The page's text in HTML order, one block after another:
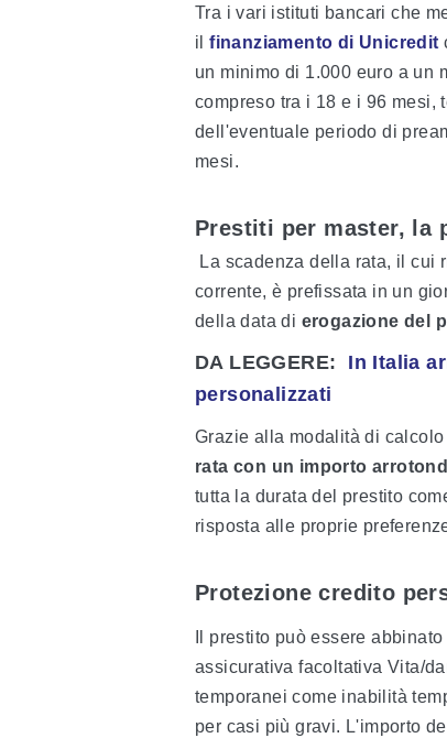
Tra i vari istituti bancari che
ilfinanziamento di Unicredit
un minimo di 1.000 euro a un
compreso tra i 18 e i 96 mesi,
dell'eventuale periodo di
mesi.
Prestiti per master, la
La scadenza della rata, il cui
corrente, è prefissata in un
della data di erogazione del
DA LEGGERE: In Italia
personalizzati
Grazie alla modalità di
rata con un importo
tutta la durata del prestito
risposta alle proprie
Protezione credito
Il prestito può essere abbinato
assicurativa facoltativa Vita/
temporanei come inabilità
per casi più gravi. L'importo